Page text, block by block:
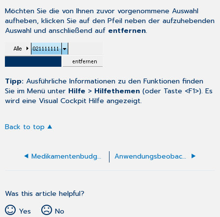
Möchten Sie die von Ihnen zuvor vorgenommene Auswahl
aufheben, klicken Sie auf den Pfeil neben der aufzuhebenden
Auswahl und anschließend auf entfernen.
Tipp:Ausführliche Informationen zu den Funktionen finden
Sie im Menü unter Hilfe > Hilfethemen (oder Taste <F1>). Es
wird eine Visual Cockpit Hilfe angezeigt.
Back to top
Medikamentenbudget ohne Praxisbesonderheiten Anwendungsbeobachtung
Was this article helpful?
Yes
No